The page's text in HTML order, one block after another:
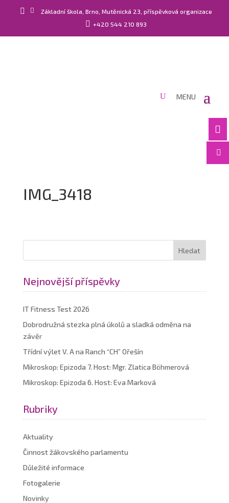
  Základní škola, Brno, Mutěnická 23, příspěvková organizace
 +420 544 210 893


IMG_3418
Nejnovější příspěvky
IT Fitness Test 2026
Dobrodružná stezka plná úkolů a sladká odměna na
závěr
Třídní výlet V. A na Ranch “CH” Ořešín
Mikroskop: Epizoda 7. Host: Mgr. Zlatica Böhmerová
Mikroskop: Epizoda 6. Host: Eva Marková
Rubriky
Aktuality
Činnost žákovského parlamentu
Důležité informace
Fotogalerie
Novinky